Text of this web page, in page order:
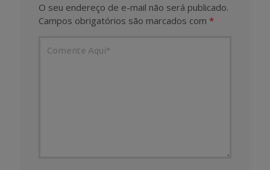
O seu endereço de e-mail não será publicado.
Campos obrigatórios são marcados com *